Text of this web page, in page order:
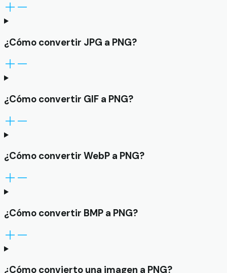
¿Cómo convertir JPG a PNG?
¿Cómo convertir GIF a PNG?
¿Cómo convertir WebP a PNG?
¿Cómo convertir BMP a PNG?
¿Cómo convierto una imagen a PNG?